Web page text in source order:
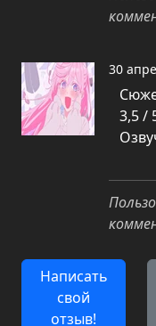
30
3,5 /
Написать
свой
отзыв!